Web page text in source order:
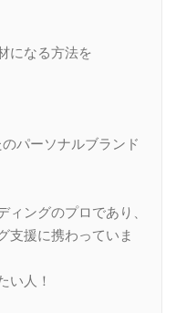
になる方法を
パーソナルブランド
ングのプロであり、
支援に携わっていま
い人！